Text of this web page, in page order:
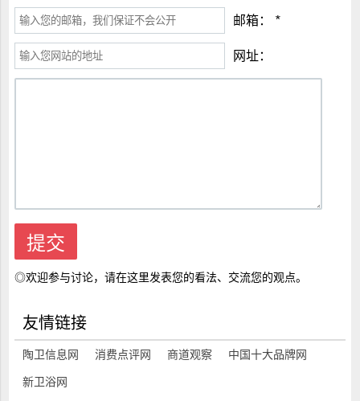
邮箱： *
网址：
◎欢迎参与讨论，请在这里发表您的看法、交流您的观点。
友情链接
陶卫信息网 消费点评网 商道观察 中国十大品牌网
新卫浴网